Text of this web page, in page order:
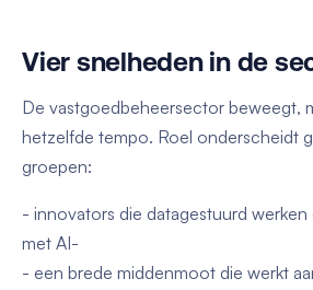
Vier snelheden in de
De vastgoedbeheersector beweegt,
hetzelfde tempo. Roel onderscheidt
groepen:
- innovators die datagestuurd
met AI-
- een brede middenmoot die werkt